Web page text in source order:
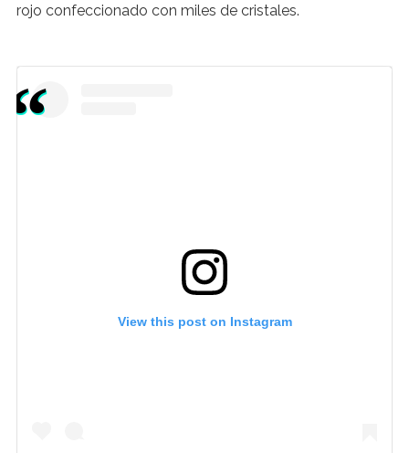
rojo confeccionado con miles de cristales.
View this post on Instagram